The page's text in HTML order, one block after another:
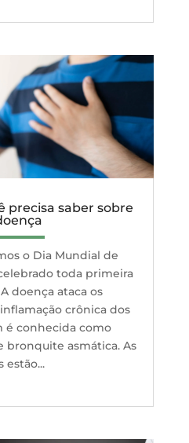
precisa saber sobre
o Dia Mundial de
toda primeira
doença ataca os
crônica dos
é conhecida como
bronquite asmática. As
estão...